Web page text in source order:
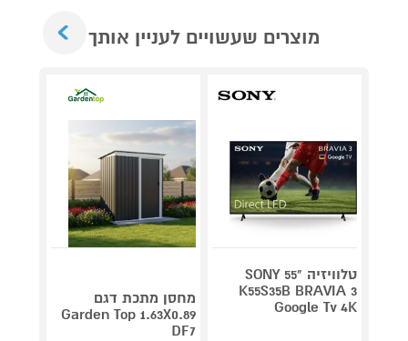
מוצרים שעשויים לעניין אותך
טלוויזיה "55 SONY
K55S35B BRAVIA 3
Google Tv 4K
מחסן מתכת דגם
Garden Top 1.63X0.89
DF7